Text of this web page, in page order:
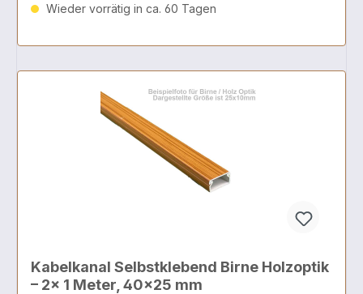
Wieder vorrätig in ca. 60 Tagen
Kabelkanal Selbstklebend Birne Holzoptik
– 2x 1 Meter, 40x25 mm